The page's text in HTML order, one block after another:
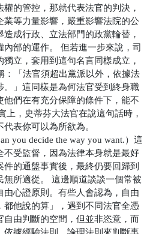
的管控，那就代表法官的判決，
等力量影響，嚴重影響法院的公
成行政、立法部門的政黨輪替，
部的運作。
但若進一步來說，司
立，套用到這句名言同樣成立，
：「法官須超出黨派以外，依據法
。」這同樣是為何法官受到終身職
們在有充分保障的條件下，能不
上，史蒂芬大法官在說這句話時，
表你可以為所欲為。
you decide the way you want.）這
不受監督，因為法律本身就是最好
的通盤事實後，最終仍要回歸到
所適從。
這邊順道談談一個常被
心證原則。有些人會認為，自由
都他說的算」，遇到不同法官全憑
由判斷的空間，但並非恣意，而